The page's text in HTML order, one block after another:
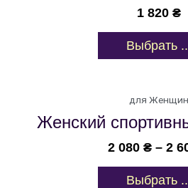
1 820 ₴
Выбрать
для Женщин
Женский
2 080 ₴ – 2
Выбрать